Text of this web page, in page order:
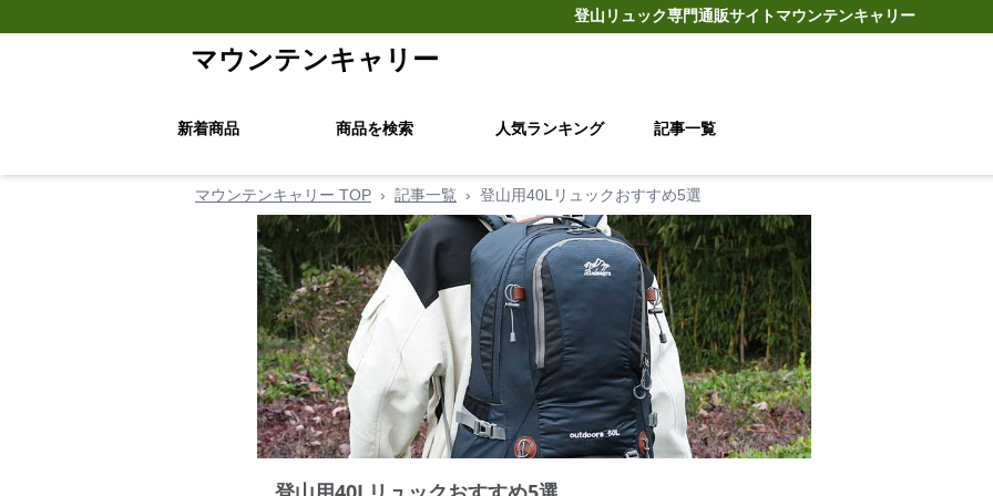
登山リュック専門通販サイトマウンテンキャリー
マウンテンキャリー
新着商品 商品を検索 人気ランキング 記事一覧
マウンテンキャリー TOP › 記事一覧 › 登山用40Lリュックおすすめ5選